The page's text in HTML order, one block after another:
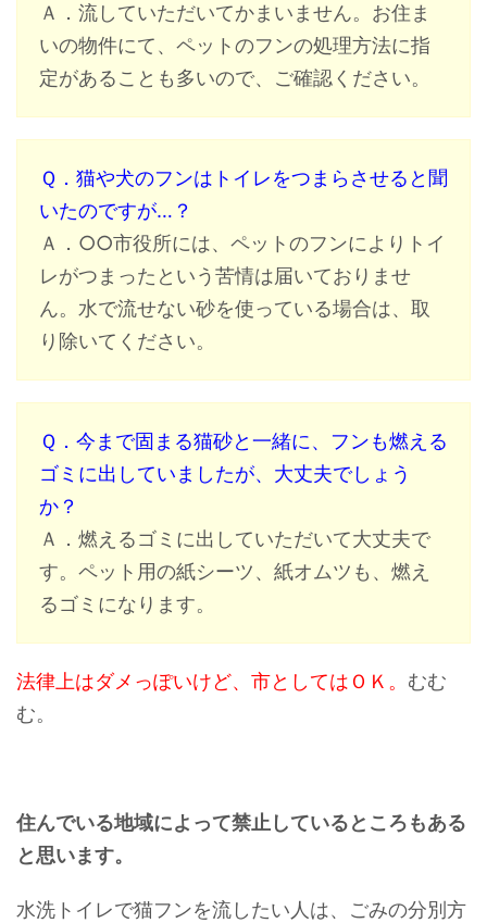
Ａ．流していただいてかまいません。お住ま
いの物件にて、ペットのフンの処理方法に指
定があることも多いので、ご確認ください。
Ｑ．猫や犬のフンはトイレをつまらさせると聞
いたのですが…？
Ａ．○○市役所には、ペットのフンによりトイ
レがつまったという苦情は届いておりませ
ん。水で流せない砂を使っている場合は、取
り除いてください。
Ｑ．今まで固まる猫砂と一緒に、フンも燃える
ゴミに出していましたが、大丈夫でしょう
か？
Ａ．燃えるゴミに出していただいて大丈夫で
す。ペット用の紙シーツ、紙オムツも、燃え
るゴミになります。
法律上はダメっぽいけど、市としてはＯＫ。 むむ
む。
住んでいる地域によって禁止しているところもある
と思います。
水洗トイレで猫フンを流したい人は、ごみの分別方